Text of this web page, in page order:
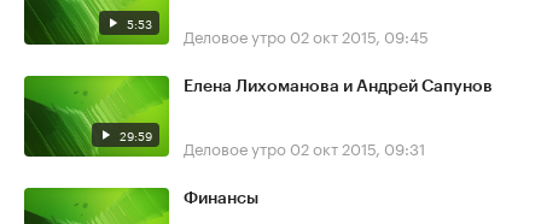
5:53 Деловое утро 02 окт 2015, 09:45
29:59
Елена Лихоманова и Андрей Сапунов
Деловое утро 02 окт 2015, 09:31
Финансы